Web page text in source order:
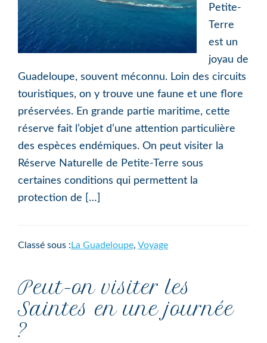
Petite-
Terre
est un
joyau de
Guadeloupe, souvent méconnu. Loin des circuits
touristiques, on y trouve une faune et une flore
préservées. En grande partie maritime, cette
réserve fait l’objet d’une attention particulière
des espèces endémiques. On peut visiter la
Réserve Naturelle de Petite-Terre sous
certaines conditions qui permettent la
protection de […]
Classé sous : La Guadeloupe, Voyage
Peut-on visiter les
Saintes en une journée
?